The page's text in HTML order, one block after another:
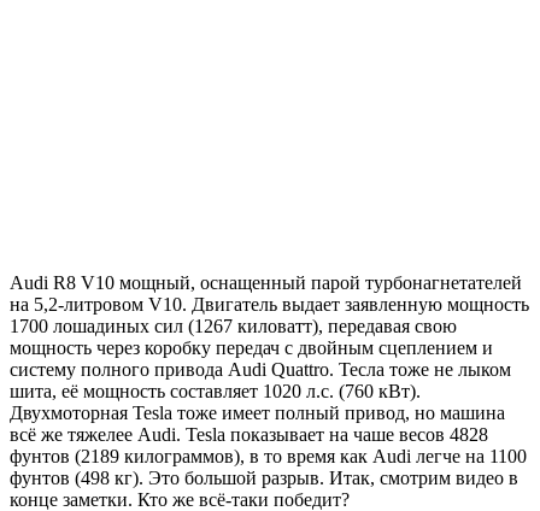
Audi R8 V10 мощный, оснащенный парой турбонагнетателей
на 5,2-литровом V10. Двигатель выдает заявленную мощность
1700 лошадиных сил (1267 киловатт), передавая свою
мощность через коробку передач с двойным сцеплением и
систему полного привода Audi Quattro. Тесла тоже не лыком
шита, её мощность составляет 1020 л.с. (760 кВт).
Двухмоторная Tesla тоже имеет полный привод, но машина
всё же тяжелее Audi. Tesla показывает на чаше весов 4828
фунтов (2189 килограммов), в то время как Audi легче на 1100
фунтов (498 кг). Это большой разрыв. Итак, смотрим видео в
конце заметки. Кто же всё-таки победит?